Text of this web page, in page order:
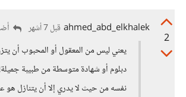
2
ahmed_abd_elkhalek قبل 7 أشهر
يعني ليس من المعقول أو المحبوب أن
دبلوم أو شهادة متوسطة من طبيبة
نفسه من حيث لا يدري إلا أن يتنازل هو